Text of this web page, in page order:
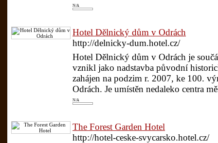
N/A
Hotel Dělnický dům v Odrách
http://delnicky-dum.hotel.cz/
Hotel Dělnický dům v Odrách je
vznikl jako nadstavba původní
zahájen na podzim r. 2007, ke 100.
Odrách. Je umístěn nedaleko centra
N/A
The Forest Garden Hotel
http://hotel-ceske-svycarsko.hotel.cz/